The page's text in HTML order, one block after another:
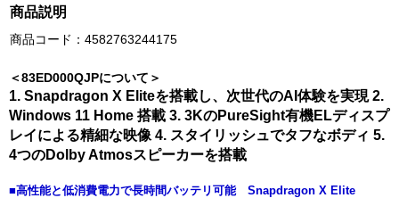
商品説明
商品コード：4582763244175
＜83ED000QJPについて＞
1. Snapdragon X Eliteを搭載し、次世代のAI体験を実現 2.
Windows 11 Home 搭載 3. 3KのPureSight有機ELディスプ
レイによる精細な映像 4. スタイリッシュでタフなボディ 5.
4つのDolby Atmosスピーカーを搭載
■高性能と低消費電力で長時間バッテリ可能 Snapdragon X Elite